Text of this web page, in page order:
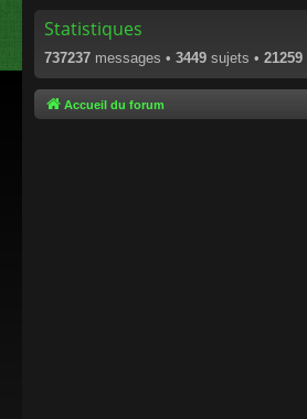
Statistiques
737237 messages • 3449 sujets • 21259
Accueil du forum